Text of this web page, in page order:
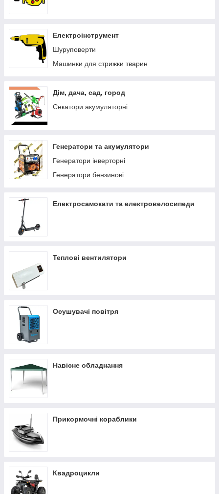
Електроінструмент
Шуруповерти
Машинки для стрижки тварин
Дім, дача, сад, город
Секатори акумуляторні
Генератори та акумулятори
Генератори інверторні
Генератори бензинові
Електросамокати та електровелосипеди
Теплові вентилятори
Осушувачі повітря
Навісне обладнання
Прикормочні кораблики
Квадроцикли